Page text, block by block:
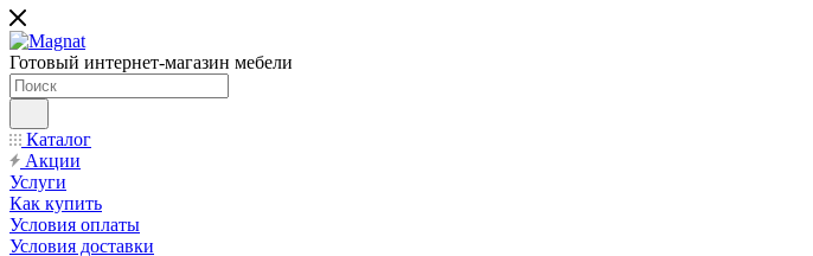
Готовый интернет-магазин мебели
Каталог
Акции
Услуги
Как купить
Условия оплаты
Условия доставки